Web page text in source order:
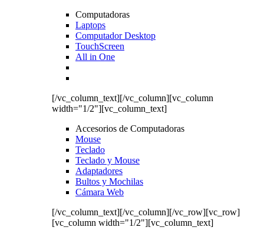
Computadoras
Laptops
Computador Desktop
TouchScreen
All in One
[/vc_column_text][/vc_column][vc_column
width="1/2"][vc_column_text]
Accesorios de Computadoras
Mouse
Teclado
Teclado y Mouse
Adaptadores
Bultos y Mochilas
Cámara Web
[/vc_column_text][/vc_column][/vc_row][vc_row]
[vc_column width="1/2"][vc_column_text]